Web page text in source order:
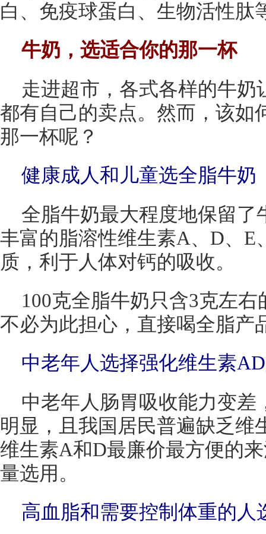
白、免疫球蛋白、生物活性肽
牛奶，选适合你的那一杯
走进超市，各式各样的牛
都有自己的卖点。然而，该如
那一杯呢？
健康成人和儿童选全脂牛奶
全脂牛奶最大程度地保留了
丰富的脂溶性维生素A、D、E
质，利于人体对钙的吸收。
100克全脂牛奶只含3克左
不必为此担心，直接喝全脂产
中老年人选择强化维生素
中老年人肠胃吸收能力变差
明显，且我国居民普遍缺乏维
维生素A和D最廉价最方便的
量选用。
高血脂和需要控制体重的人